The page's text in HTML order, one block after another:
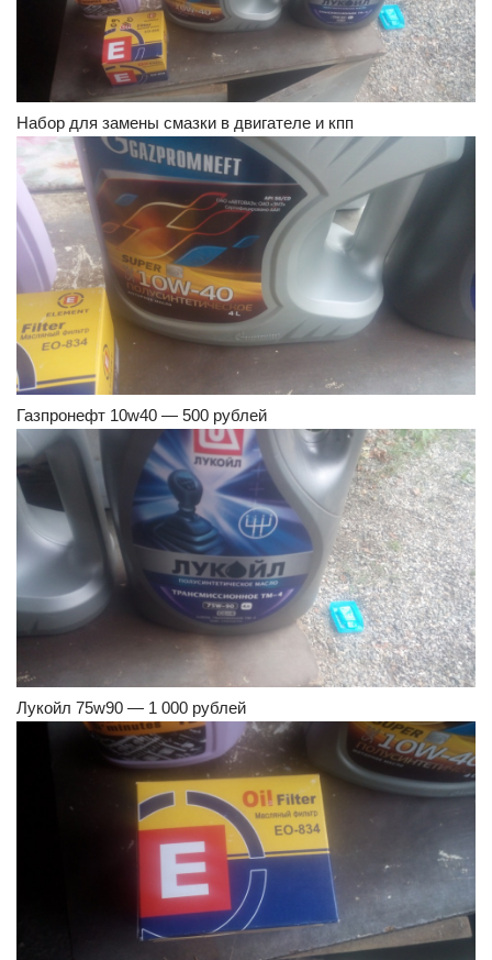
Набор для замены смазки в двигателе и кпп
Газпронефт 10w40 — 500 рублей
Лукойл 75w90 — 1 000 рублей